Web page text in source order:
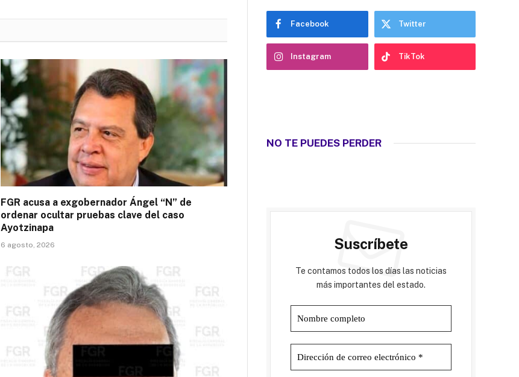
FGR acusa a exgobernador Ángel “N” de
ordenar ocultar pruebas clave del caso
Ayotzinapa
6 agosto, 2026
Facebook Twitter
Instagram TikTok
NO TE PUEDES PERDER
Suscríbete
Te contamos todos los días las noticias
más importantes del estado.